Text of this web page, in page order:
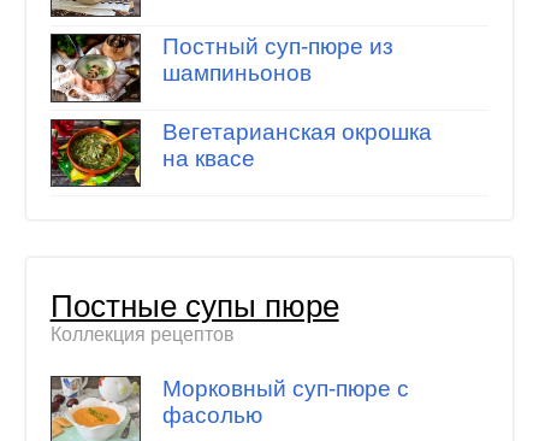
Постный суп-пюре из
шампиньонов
Вегетарианская окрошка
на квасе
Постные супы пюре
Коллекция рецептов
Морковный суп-пюре с
фасолью